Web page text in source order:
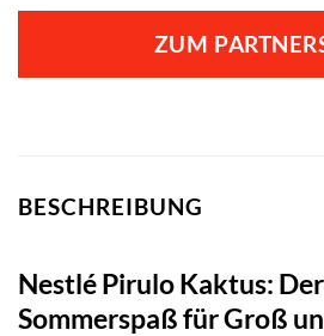
ZUM
BESCHREIBUNG
Nestlé Pirulo Kaktus:
Sommerspaß für Groß